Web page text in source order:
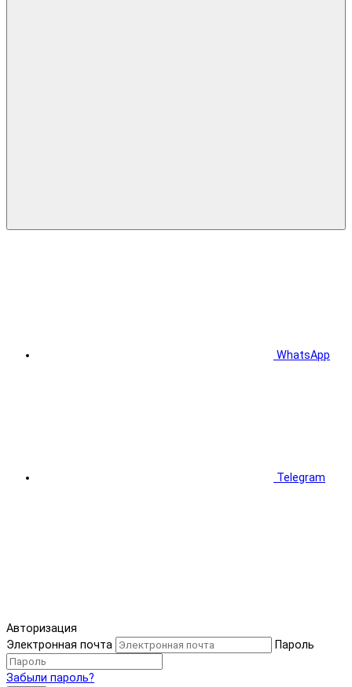
WhatsApp
Telegram
Авторизация
Электронная почта
Пароль
Забыли пароль?